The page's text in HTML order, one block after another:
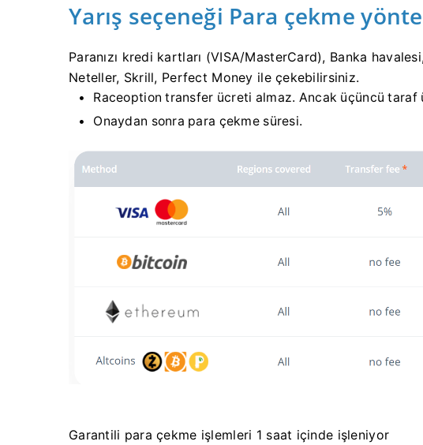
Yarış seçeneği Para çekme
Paranızı kredi kartları (VISA/MasterCard), Banka
Neteller, Skrill, Perfect Money ile çekebilirsiniz.
Raceoption transfer ücreti almaz. Ancak üçüncü taraf
Onaydan sonra para çekme süresi.
Garantili para çekme işlemleri 1 saat içinde işleniyor